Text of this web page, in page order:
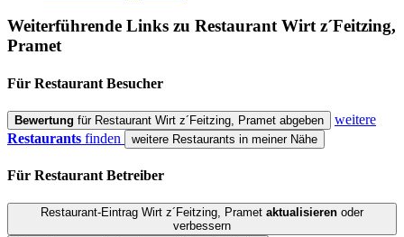
Weiterführende Links zu RestaurantWirt z´Feitzing,
Pramet
Für Restaurant Besucher
Bewertung für Restaurant Wirt z´Feitzing, Pramet abgeben
weitere
Restaurants finden weitere Restaurants in meiner Nähe
Für Restaurant Betreiber
Restaurant-Eintrag Wirt z´Feitzing, Pramet aktualisieren oder
verbessern